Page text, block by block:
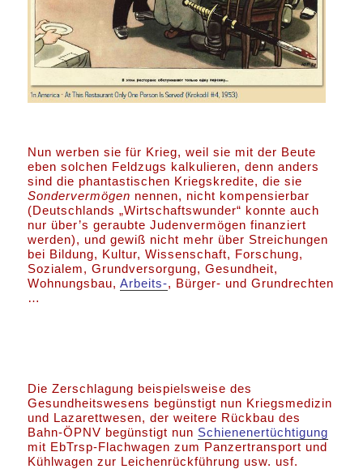
Nun werben sie für Krieg, weil sie mit der Beute
eben solchen Feldzugs kalkulieren, denn anders
sind die phantastischen Kriegskredite, die sie
Sondervermögen nennen, nicht kompensierbar
(Deutschlands „Wirtschaftswunder“ konnte auch
nur über’s geraubte Judenvermögen finanziert
werden), und gewiß nicht mehr über Streichungen
bei Bildung, Kultur, Wissenschaft, Forschung,
Sozialem, Grundversorgung, Gesundheit,
Wohnungsbau,Arbeits-, Bürger- und Grundrechten
…
Die Zerschlagung beispielsweise des
Gesundheitswesens begünstigt nun Kriegsmedizin
und Lazarettwesen, der weitere Rückbau des
Bahn-ÖPNV begünstigt nun Schienenertüchtigung
mit EbTrsp-Flachwagen zum Panzertransport und
Kühlwagen zur Leichenrückführung usw. usf.